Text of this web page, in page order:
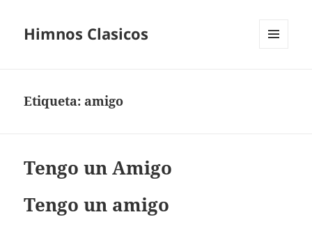
Himnos Clasicos
Etiqueta: amigo
Tengo un Amigo
Tengo un amigo